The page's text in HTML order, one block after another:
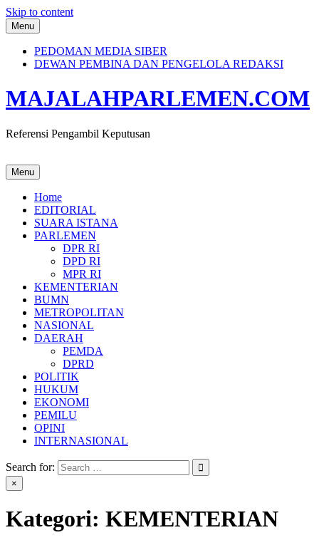
Skip to content
Menu
PEDOMAN MEDIA SIBER
DEWAN PEMBINA DAN PENGELOLA REDAKSI
MAJALAHPARLEMEN.COM
Referensi Pengambil Keputusan
Menu
Home
EDITORIAL
SUARA ISTANA
PARLEMEN
DPR RI
DPD RI
MPR RI
KEMENTERIAN
BUMN
METROPOLITAN
NASIONAL
DAERAH
PEMDA
DPRD
POLITIK
HUKUM
EKONOMI
PEMILU
OPINI
INTERNASIONAL
Search for:
×
Kategori: KEMENTERIAN